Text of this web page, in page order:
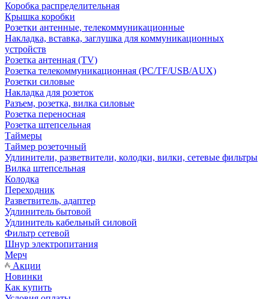
Коробка распределительная
Крышка коробки
Розетки антенные, телекоммуникационные
Накладка, вставка, заглушка для коммуникационных
устройств
Розетка антенная (TV)
Розетка телекоммуникационная (PC/TF/USB/AUX)
Розетки силовые
Накладка для розеток
Разъем, розетка, вилка силовые
Розетка переносная
Розетка штепсельная
Таймеры
Таймер розеточный
Удлинители, разветвители, колодки, вилки, сетевые фильтры
Вилка штепсельная
Колодка
Переходник
Разветвитель, адаптер
Удлинитель бытовой
Удлинитель кабельный силовой
Фильтр сетевой
Шнур электропитания
Мерч
Акции
Новинки
Как купить